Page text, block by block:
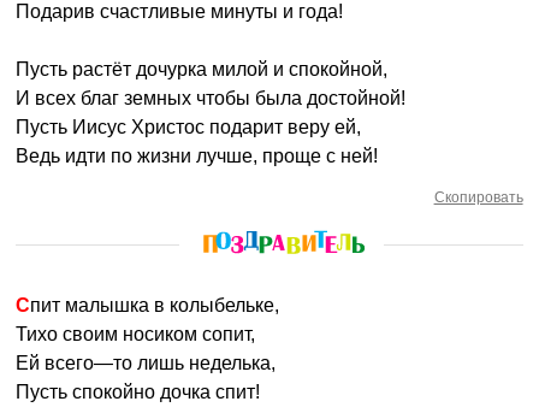
Подарив счастливые минуты и года!
Пусть растёт дочурка милой и спокойной,
И всех благ земных чтобы была достойной!
Пусть Иисус Христос подарит веру ей,
Ведь идти по жизни лучше, проще с ней!
Скопировать
Спит малышка в колыбельке,
Тихо своим носиком сопит,
Ей всего—то лишь неделька,
Пусть спокойно дочка спит!